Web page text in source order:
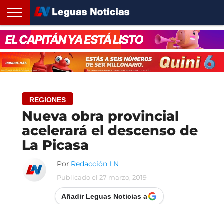
INICIO
SANTA
FE
ROSARIO24
REGIONES
ARGENTINA
OPINIÓN
CONTACTO
REGIONES
Nueva obra provincial
acelerará el descenso de
La Picasa
Por Redacción LN
Publicado el 27 marzo, 2019
Añadir Leguas Noticias a